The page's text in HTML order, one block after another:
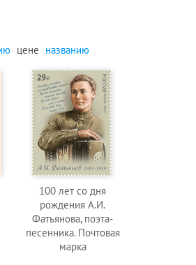
цене названию
100 лет со дня
рождения А.И.
Фатьянова, поэта-
песенника. Почтовая
марка